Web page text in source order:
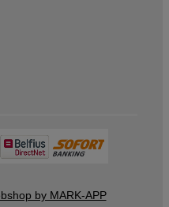
by MARK-APP